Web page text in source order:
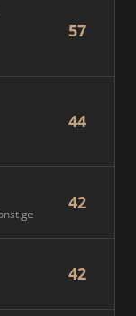
57
44
42
42